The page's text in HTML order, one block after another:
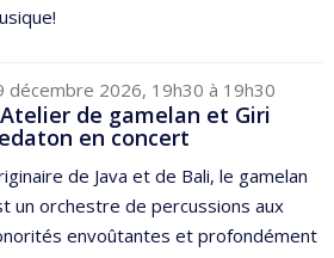
décembre 2026, 19h30 à 19h30
de gamelan et Giri
en concert
de Java et de Bali, le gamelan
un orchestre de percussions aux
envoûtantes et profondément